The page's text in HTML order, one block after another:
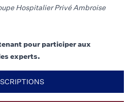
Hospitalier Privé Ambroise
pour participer aux
experts.